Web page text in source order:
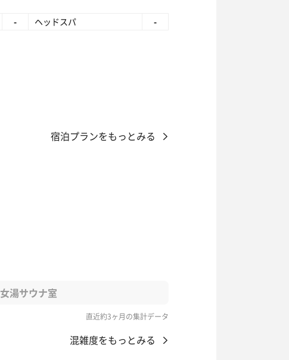
- ヘッドスパ -
宿泊プランをもっとみる
女湯サウナ室
直近約3ヶ月の集計データ
混雑度をもっとみる